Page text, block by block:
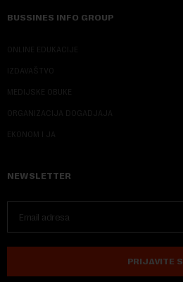
BUSSINES INFO GROUP
ONLINE EDUKACIJE
IZDAVAŠTVO
MEDIJSKE OBUKE
ORGANIZACIJA DOGADJAJA
EKONOM I JA
NEWSLETTER
PRIJAVITE